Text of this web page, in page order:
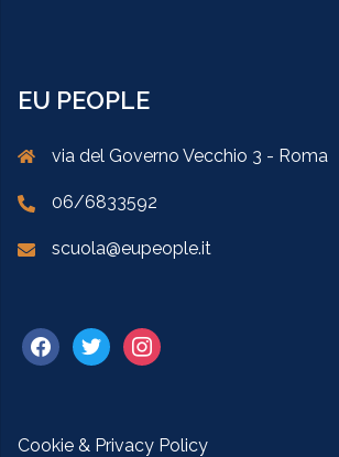
EU PEOPLE
via del Governo Vecchio 3 - Roma
06/6833592
scuola@eupeople.it
Cookie & Privacy Policy